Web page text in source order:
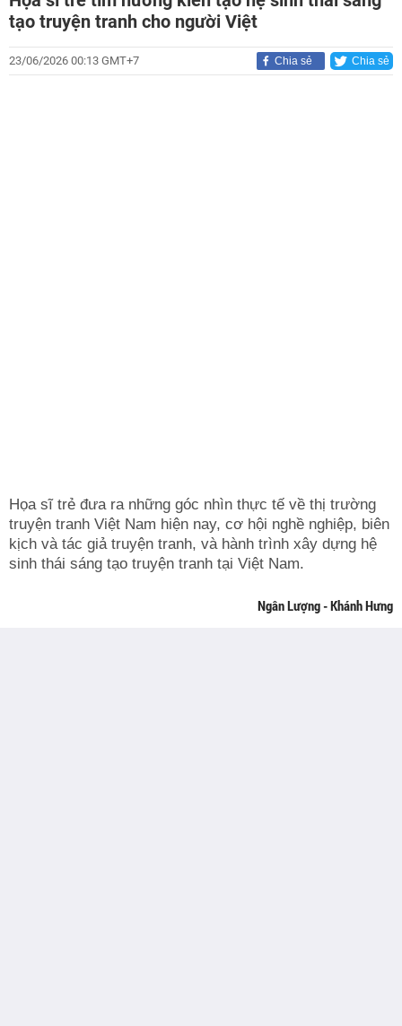
tạo truyện tranh cho người Việt
23/06/2026 00:13 GMT+7 Chia sẻ Chia sẻ
Họa sĩ trẻ đưa ra những góc nhìn thực tế về thị trường
truyện tranh Việt Nam hiện nay, cơ hội nghề nghiệp, biên
kịch và tác giả truyện tranh, và hành trình xây dựng hệ
sinh thái sáng tạo truyện tranh tại Việt Nam.
Ngân Lượng - Khánh Hưng